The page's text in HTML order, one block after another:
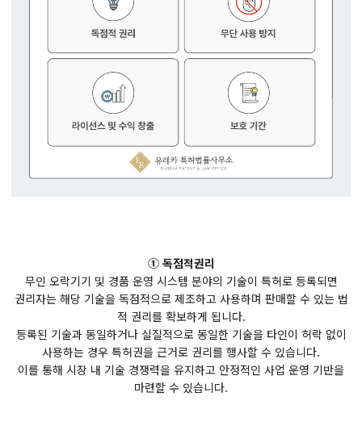
① 독점적권리
무인 오락기기 및 경품 운영 시스템 분야의 기술이 특허로 등록되면
권리자는 해당 기술을 독점적으로 제조하고 사용하며 판매할 수 있는 법
적 권리를 확보하게 됩니다.
등록된 기술과 동일하거나 실질적으로 동일한 기술을 타인이 허락 없이
사용하는 경우 특허권을 근거로 권리를 행사할 수 있습니다.
이를 통해 시장 내 기술 경쟁력을 유지하고 안정적인 사업 운영 기반을
마련할 수 있습니다.